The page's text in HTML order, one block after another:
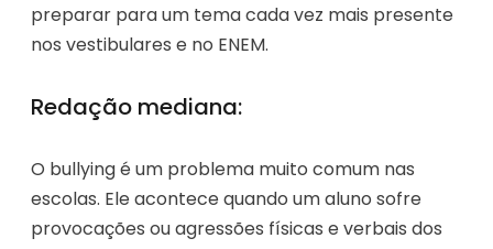
preparar para um tema cada vez mais presente
nos vestibulares e no ENEM.
Redação mediana:
O bullying é um problema muito comum nas
escolas. Ele acontece quando um aluno sofre
provocações ou agressões físicas e verbais dos